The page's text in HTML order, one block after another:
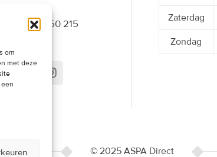
om
met deze
+31 70 34 50 215 Zaterdag
Zondag
© 2025 ASPA Direct